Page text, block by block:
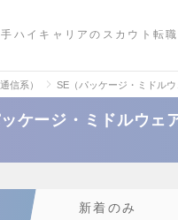
手ハイキャリアのスカウト転職
信系） SE（パッケージ・ミドルウ
ケージ・ミドルウェ
新着のみ